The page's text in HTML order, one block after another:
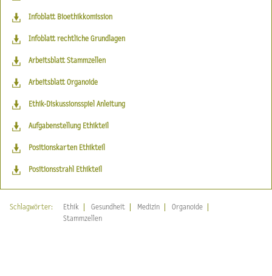
Infoblatt Bioethikkomission
Infoblatt rechtliche Grundlagen
Arbeitsblatt Stammzellen
Arbeitsblatt Organoide
Ethik-Diskussionsspiel Anleitung
Aufgabenstellung Ethikteil
Positionskarten Ethikteil
Positionsstrahl Ethikteil
Schlagwörter: Ethik Gesundheit Medizin
Organoide
Stammzellen